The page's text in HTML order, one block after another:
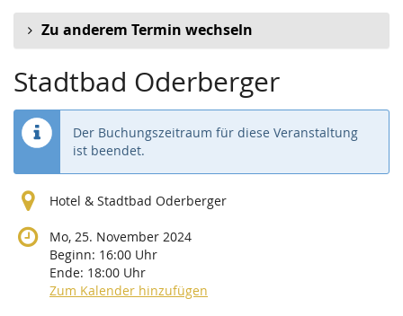
Zu anderem Termin wechseln
Stadtbad Oderberger
Der Buchungszeitraum für diese Veranstaltung
ist beendet.
Hotel & Stadtbad Oderberger
Mo, 25. November 2024
Beginn: 16:00 Uhr
Ende: 18:00 Uhr
Zum Kalender hinzufügen